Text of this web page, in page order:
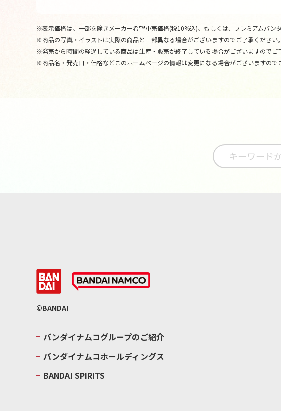
※表示価格は、一部を除きメーカー希望小売価格(税10%込)、もしくは、プレミアムバン
※商品の写真・イラストは実際の商品と一部異なる場合がございますのでご了承ください。
※発売から時間の経過している商品は生産・販売が終了している場合がございますのでご
※商品名・発売日・価格などこのホームページの情報は変更になる場合がございますので
©BANDAI
バンダイナムコグループのご紹介
バンダイナムコホールディングス
BANDAI SPIRITS